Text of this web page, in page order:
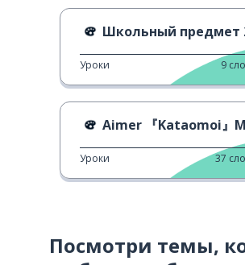
Школьный предмет
Уроки 9
Aimer 『Kataomoi』
Уроки 37
Посмотри темы,